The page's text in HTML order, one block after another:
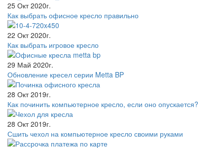
25 Окт 2020г.
Как выбрать офисное кресло правильно
22 Окт 2020г.
Как выбрать игровое кресло
29 Май 2020г.
Обновление кресел серии Metta BP
28 Окт 2019г.
Как починить компьютерное кресло, если оно опускается?
28 Окт 2019г.
Сшить чехол на компьютерное кресло своими руками